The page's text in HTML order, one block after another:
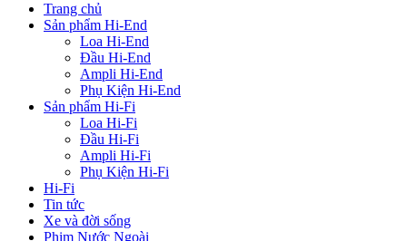
Trang chủ
Sản phẩm Hi-End
Loa Hi-End
Đầu Hi-End
Ampli Hi-End
Phụ Kiện Hi-End
Sản phẩm Hi-Fi
Loa Hi-Fi
Đầu Hi-Fi
Ampli Hi-Fi
Phụ Kiện Hi-Fi
Hi-Fi
Tin tức
Xe và đời sống
Phim Nước Ngoài